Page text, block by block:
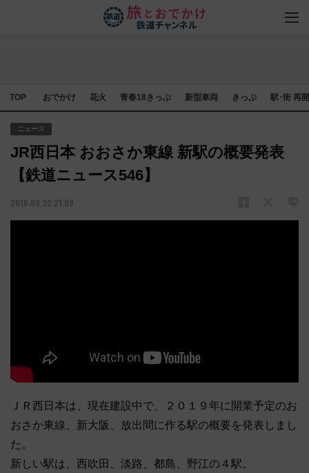
TOP おでかけ 花火 青春18きっぷ 新型車両 きっぷ 駅･街 再
ニュース
JR西日本 おおさか東線 新駅の概要発表
【鉄道ニュース546】
2016.09.30 21:09
ＪＲ西日本は、現在建設中で、２０１９年に開業予定のお
おさか東線、新大阪、放出間に作る駅の概要を発表しまし
た。
新しい駅は、西吹田、淡路、都島、野江の４駅。